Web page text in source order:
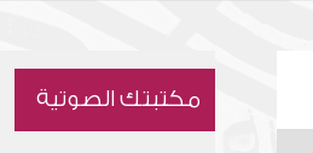
مكتبتك الصوتية